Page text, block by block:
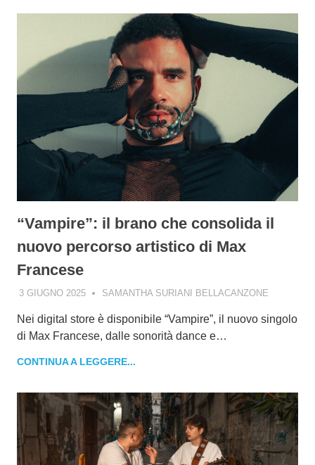
“Vampire”: il brano che consolida il
nuovo percorso artistico di Max
Francese
3 GIUGNO 2025 SAMANTHA SURIANI BELLACANZONE
Nei digital store è disponibile “Vampire”, il nuovo singolo
di Max Francese, dalle sonorità dance e…
CONTINUA A LEGGERE...